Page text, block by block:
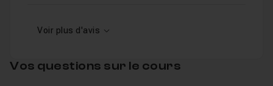
Voir plus d'avis
Vos questions sur le cours